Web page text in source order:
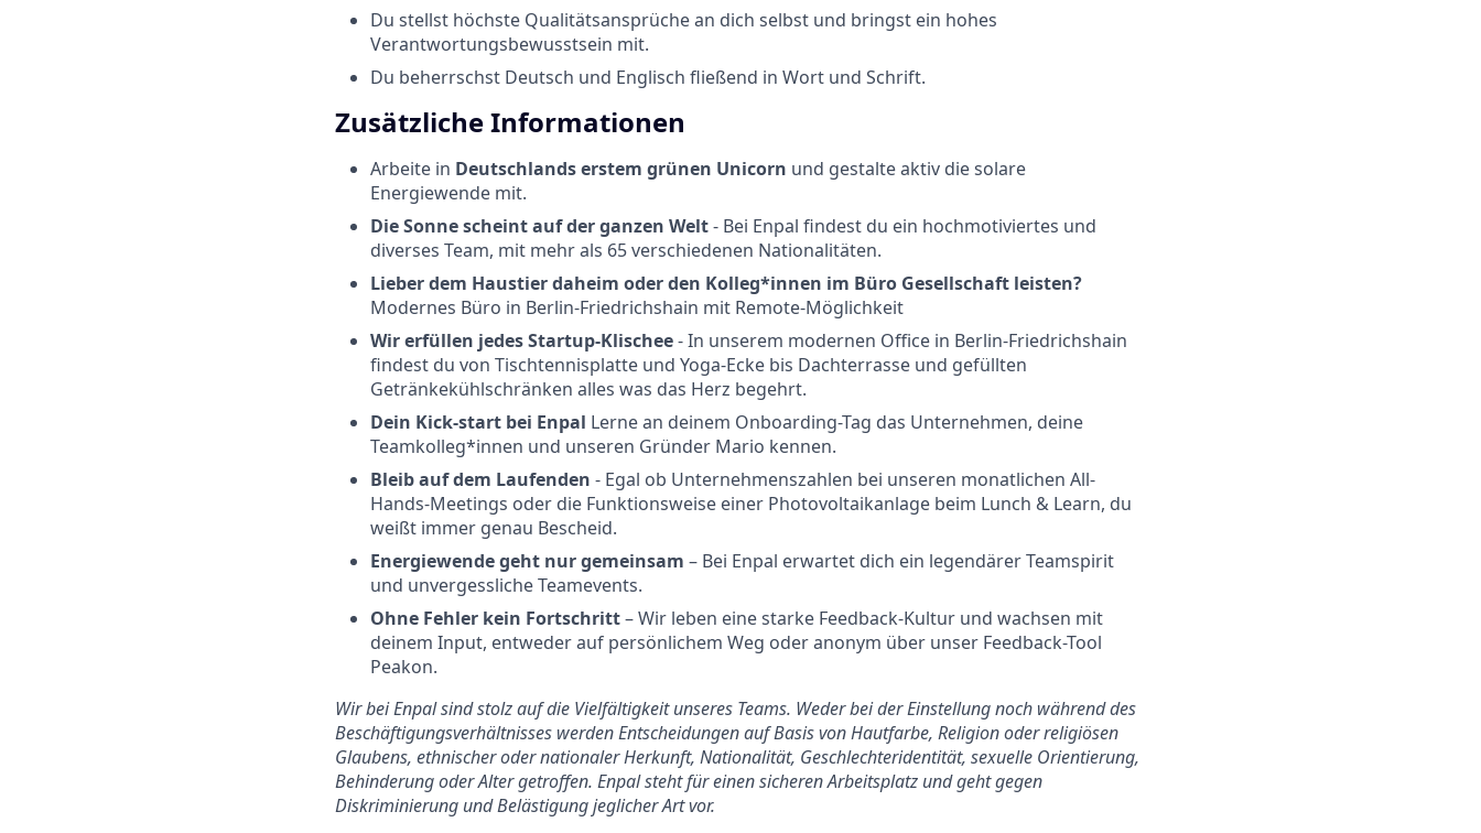
Du stellst höchste Qualitätsansprüche an dich selbst und bringst ein hohes
Verantwortungsbewusstsein mit.
Du beherrschst Deutsch und Englisch fließend in Wort und Schrift.
Zusätzliche Informationen
Arbeite in Deutschlands erstem grünen Unicorn und gestalte aktiv die solare
Energiewende mit.
Die Sonne scheint auf der ganzen Welt- Bei Enpal findest du ein hochmotiviertes und
diverses Team, mit mehr als 65 verschiedenen Nationalitäten.
Lieber dem Haustier daheim oder den Kolleg*innen im Büro Gesellschaft leisten?
Modernes Büro in Berlin-Friedrichshain mit Remote-Möglichkeit
Wir erfüllen jedes Startup-Klischee- In unserem modernen Office in Berlin-Friedrichshain
findest du von Tischtennisplatte und Yoga-Ecke bis Dachterrasse und gefüllten
Getränkekühlschränken alles was das Herz begehrt.
Dein Kick-start bei Enpal Lerne an deinem Onboarding-Tag das Unternehmen, deine
Teamkolleg*innen und unseren Gründer Mario kennen.
Bleib auf dem Laufenden - Egal ob Unternehmenszahlen bei unseren monatlichen All-
Hands-Meetings oder die Funktionsweise einer Photovoltaikanlage beim Lunch & Learn, du
weißt immer genau Bescheid.
Energiewende geht nur gemeinsam – Bei Enpal erwartet dich ein legendärer Teamspirit
und unvergessliche Teamevents.
Ohne Fehler kein Fortschritt– Wir leben eine starke Feedback-Kultur und wachsen mit
deinem Input, entweder auf persönlichem Weg oder anonym über unser Feedback-Tool
Peakon.
Wir bei Enpal sind stolz auf die Vielfältigkeit unseres Teams. Weder bei der Einstellung noch während des
Beschäftigungsverhältnisses werden Entscheidungen auf Basis von Hautfarbe, Religion oder religiösen
Glaubens, ethnischer oder nationaler Herkunft, Nationalität, Geschlechteridentität, sexuelle Orientierung,
Behinderung oder Alter getroffen. Enpal steht für einen sicheren Arbeitsplatz und geht gegen
Diskriminierung und Belästigung jeglicher Art vor.